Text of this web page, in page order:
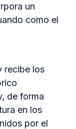
un
como el
recibe los
de forma
en los
por el